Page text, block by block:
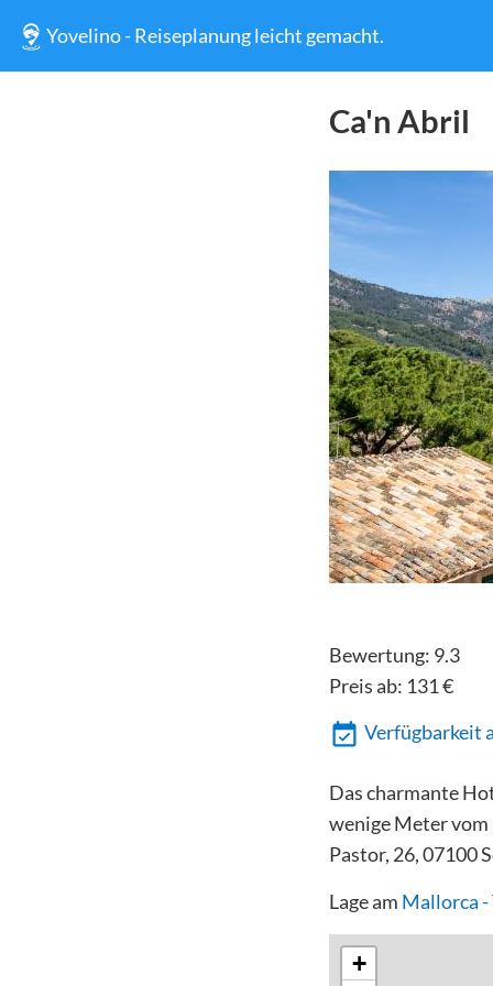
Yovelino - Reiseplanung leicht gemacht.
Ca'n Abril
Bewertung: 9.3
Preis ab: 131€
Verfügbarkeit
Das charmante
wenige Meter
Pastor, 26, 07100
Lage am Mallorca -
+